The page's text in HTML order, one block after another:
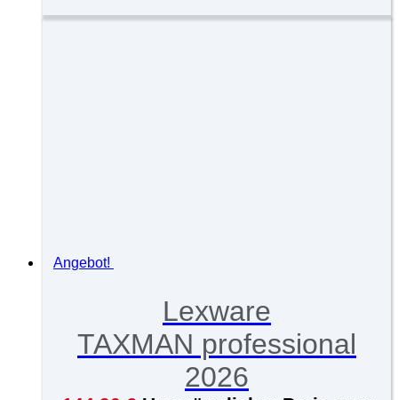
Angebot!
Lexware
TAXMAN professional
2026